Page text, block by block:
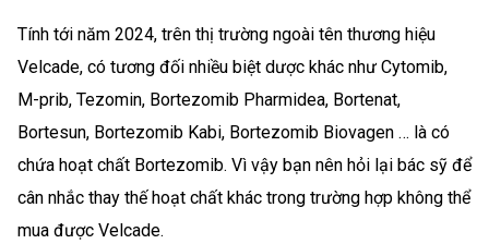
Tính tới năm 2024, trên thị trường ngoài tên thương hiệu
Velcade, có tương đối nhiều biệt dược khác như Cytomib,
M-prib, Tezomin, Bortezomib Pharmidea, Bortenat,
Bortesun, Bortezomib Kabi, Bortezomib Biovagen … là có
chứa hoạt chất Bortezomib. Vì vậy bạn nên hỏi lại bác sỹ để
cân nhắc thay thế hoạt chất khác trong trường hợp không thể
mua được Velcade.